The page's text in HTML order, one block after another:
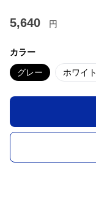
5,640 円
カラー
グレー ホワイト